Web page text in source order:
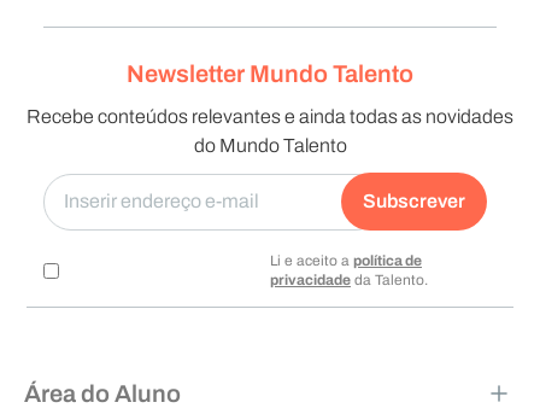
Newsletter Mundo Talento
Recebe conteúdos relevantes e ainda todas as novidades
do Mundo Talento
Li e aceito a política de
privacidade da Talento.
Subscrever
Área do Aluno